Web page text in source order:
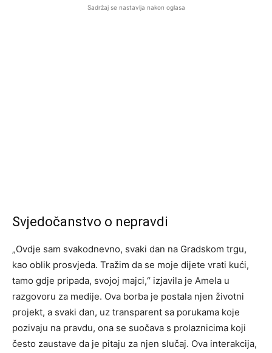
Sadržaj se nastavlja nakon oglasa
Svjedočanstvo o nepravdi
„Ovdje sam svakodnevno, svaki dan na Gradskom trgu,
kao oblik prosvjeda. Tražim da se moje dijete vrati kući,
tamo gdje pripada, svojoj majci,“ izjavila je Amela u
razgovoru za medije. Ova borba je postala njen životni
projekt, a svaki dan, uz transparent sa porukama koje
pozivaju na pravdu, ona se suočava s prolaznicima koji
često zaustave da je pitaju za njen slučaj. Ova interakcija,